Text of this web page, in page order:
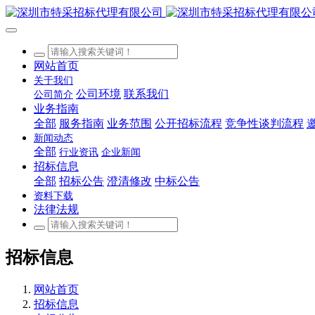
网站首页
关于我们
公司简介 公司环境 联系我们
业务指南
全部 服务指南 业务范围 公开招标流程 竞争性谈判流程
新闻动态
全部 行业资讯 企业新闻
招标信息
全部 招标公告 澄清修改 中标公告
资料下载
法律法规
招标信息
网站首页
招标信息